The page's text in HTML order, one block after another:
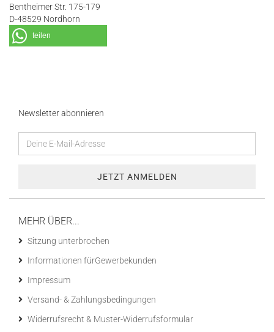
Bentheimer Str. 175-179
D-48529 Nordhorn
teilen
Newsletter abonnieren
MEHR ÜBER...
Sitzung unterbrochen
Informationen fürGewerbekunden
Impressum
Versand- & Zahlungsbedingungen
Widerrufsrecht & Muster-Widerrufsformular